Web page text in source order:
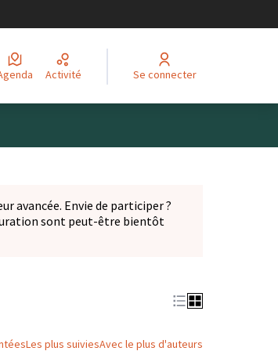
Agenda Activité Se connecter
avancée. Envie de participer ?
sont peut-être bientôt
Les plus suiviesAvec le plus d'auteurs